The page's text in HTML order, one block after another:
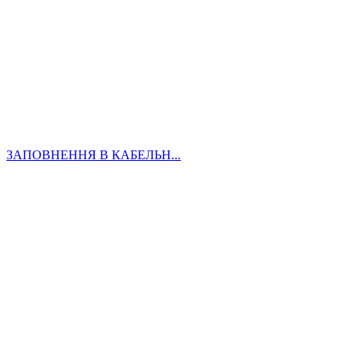
ЗАПОВНЕННЯ В КАБЕЛЬН...